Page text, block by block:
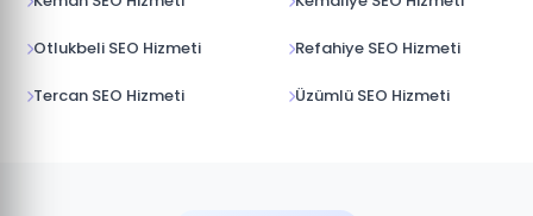
Otlukbeli SEO Hizmeti Refahiye SEO Hizmeti
Tercan SEO Hizmeti Üzümlü SEO Hizmeti